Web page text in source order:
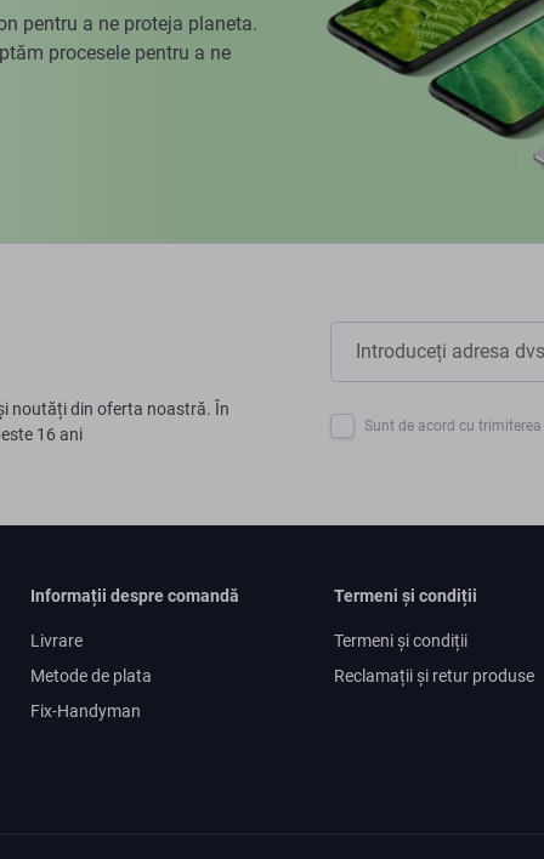
pentru a ne proteja planeta.
procesele pentru a ne
noutăți din oferta noastră. În
16 ani
Sunt de acord cu
Informații despre comandă
Livrare
Metode de plata
Fix-Handyman
Termeni și condiții
Termeni și condiții
Reclamații și retur produse